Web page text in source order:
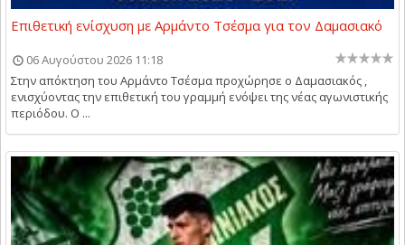
Επιθετική ενίσχυση με Αρμάντο Τσέσμα για τον Δαμασιακό
06 Αυγούστου 2026 11:18
Στην απόκτηση του Αρμάντο Τσέσμα προχώρησε ο Δαμασιακός ,
ενισχύοντας την επιθετική του γραμμή ενόψει της νέας αγωνιστικής
περιόδου. Ο ...